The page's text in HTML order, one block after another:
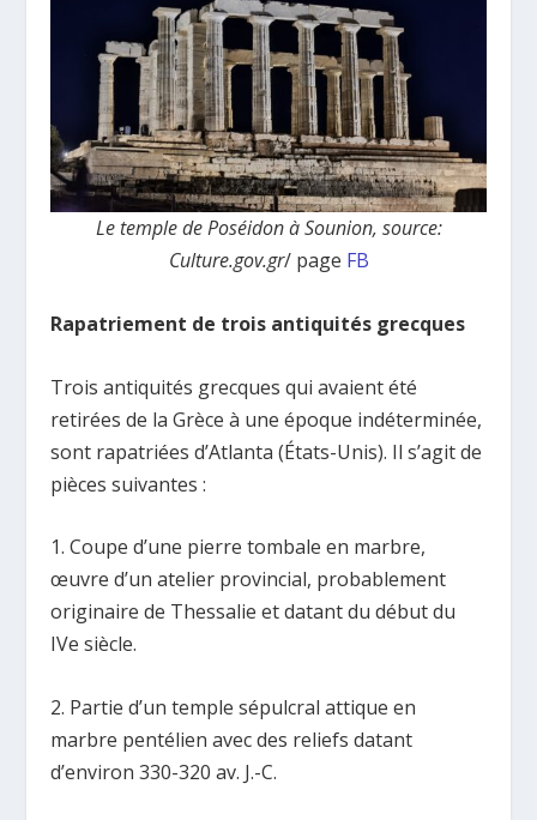
Le temple de Poséidon à Sounion, source:
Culture.gov.gr/ page FB
Rapatriement de trois antiquités grecques
Trois antiquités grecques qui avaient été
retirées de la Grèce à une époque indéterminée,
sont rapatriées d’Atlanta (États-Unis). Il s’agit de
pièces suivantes :
1. Coupe d’une pierre tombale en marbre,
œuvre d’un atelier provincial, probablement
originaire de Thessalie et datant du début du
IVe siècle.
2. Partie d’un temple sépulcral attique en
marbre pentélien avec des reliefs datant
d’environ 330-320 av. J.-C.